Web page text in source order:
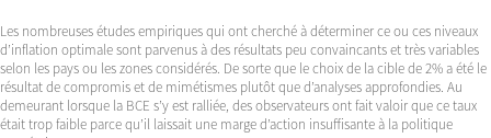
Les nombreuses études empiriques qui ont cherché à déterminer ce ou ces niveaux
d’inflation optimale sont parvenus à des résultats peu convaincants et très variables
selon les pays ou les zones considérés. De sorte que le choix de la cible de 2% a été le
résultat de compromis et de mimétismes plutôt que d’analyses approfondies. Au
demeurant lorsque la BCE s’y est ralliée, des observateurs ont fait valoir que ce taux
était trop faible parce qu’il laissait une marge d’action insuffisante à la politique